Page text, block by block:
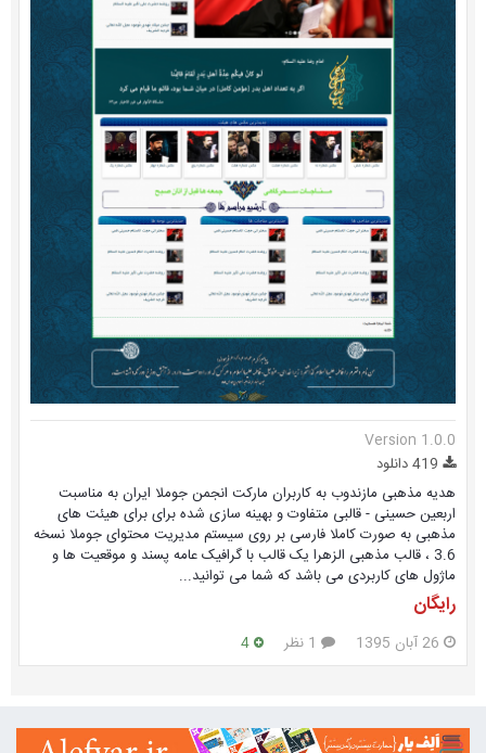
Version 1.0.0
هدیه مذهبی مازندوب به کاربران مارکت انجمن جوملا ایران به مناسبت
اربعین حسینی - قالبی متفاوت و بهینه سازی شده برای برای هیئت های
مذهبی به صورت کاملا فارسی بر روی سیستم مدیریت محتوای جوملا نسخه
3.6 ، قالب مذهبی الزهرا یک قالب با گرافیک عامه پسند و موقعیت ها و
ماژول های کاربردی می باشد که شما می توانید...
رایگان
26 آبان 1395